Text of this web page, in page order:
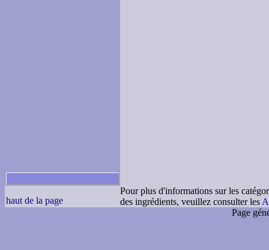
haut de la page
Pour plus d'informations sur les
des ingrédients, veuillez consulter les
Page